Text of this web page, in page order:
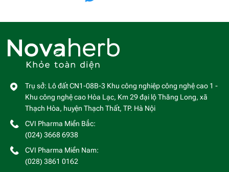
Trụ sở: Lô đất CN1-08B-3 Khu công nghiệp công nghệ cao 1 -
Khu công nghệ cao Hòa Lạc, Km 29 đại lộ Thăng Long, xã
Thạch Hòa, huyện Thạch Thất, TP. Hà Nội
CVI Pharma Miền Bắc:
(024) 3668 6938
CVI Pharma Miền Nam:
(028) 3861 0162